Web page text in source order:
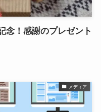
念！感謝のプレゼント
メディア